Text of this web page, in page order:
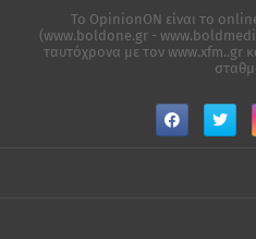
Το OpinionON είναι το
(www.boldone.gr -
ταυτόχρονα με τον www.xfm..gr